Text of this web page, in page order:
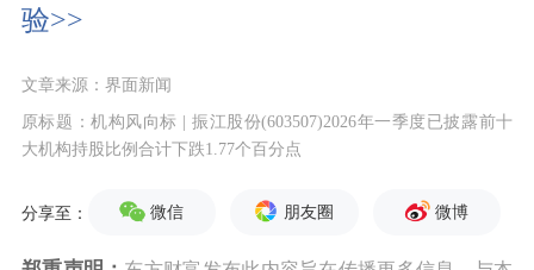
验>>
文章来源：界面新闻
原标题：机构风向标 | 振江股份(603507)2026年一季度已披露前十
大机构持股比例合计下跌1.77个百分点
分享至： 微信 朋友圈 微博